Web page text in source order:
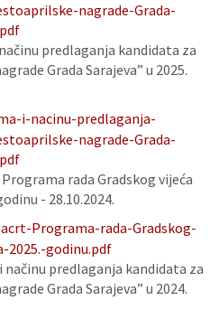
nagrade-Grada-
predlaganja kandidata za
Grada Sarajeva” u 2025.
i-nacinu-predlaganja-
nagrade-Grada-
rada Gradskog vijeća
- 28.10.2024.
Programa-rada-Gradskog-
2025.-godinu.pdf
načinu predlaganja kandidata za
Grada Sarajeva” u 2024.